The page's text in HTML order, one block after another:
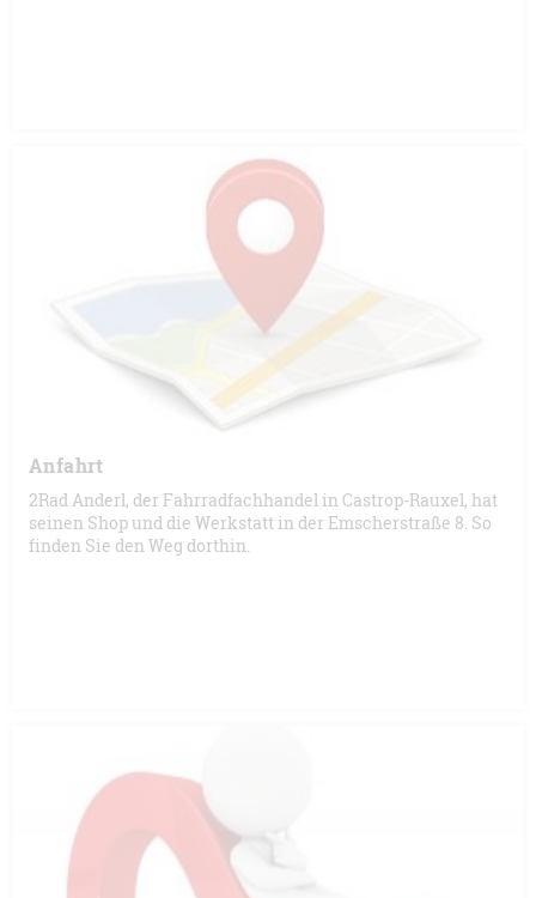
Anfahrt
2Rad Anderl, der Fahrradfachhandel in Castrop-Rauxel, hat
seinen Shop und die Werkstatt in der Emscherstraße 8. So
finden Sie den Weg dorthin.